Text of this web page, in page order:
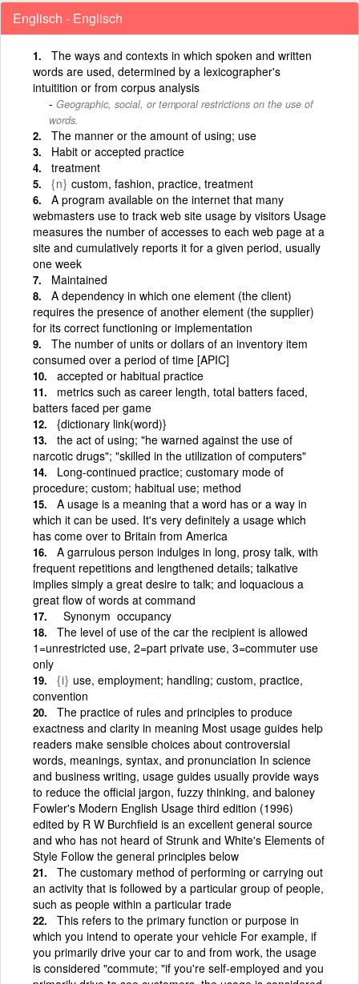
Englisch - Englisch
The ways and contexts in which spoken and written
words are used, determined by a lexicographer's
intuitition or from corpus analysis
Geographic, social, or temporal restrictions on the use of
words.
The manner or the amount of using; use
Habit or accepted practice
treatment
{n} custom, fashion, practice, treatment
A program available on the internet that many
webmasters use to track web site usage by visitors Usage
measures the number of accesses to each web page at a
site and cumulatively reports it for a given period, usually
one week
Maintained
A dependency in which one element (the client)
requires the presence of another element (the supplier)
for its correct functioning or implementation
The number of units or dollars of an inventory item
consumed over a period of time [APIC]
accepted or habitual practice
metrics such as career length, total batters faced,
batters faced per game
{dictionary link(word)}
the act of using; "he warned against the use of
narcotic drugs"; "skilled in the utilization of computers"
Long-continued practice; customary mode of
procedure; custom; habitual use; method
A usage is a meaning that a word has or a way in
which it can be used. It's very definitely a usage which
has come over to Britain from America
A garrulous person indulges in long, prosy talk, with
frequent repetitions and lengthened details; talkative
implies simply a great desire to talk; and loquacious a
great flow of words at command
Synonym occupancy
The level of use of the car the recipient is allowed
1=unrestricted use, 2=part private use, 3=commuter use
only
{i} use, employment; handling; custom, practice,
convention
The practice of rules and principles to produce
exactness and clarity in meaning Most usage guides help
readers make sensible choices about controversial
words, meanings, syntax, and pronunciation In science
and business writing, usage guides usually provide ways
to reduce the official jargon, fuzzy thinking, and baloney
Fowler's Modern English Usage third edition (1996)
edited by R W Burchfield is an excellent general source
and who has not heard of Strunk and White's Elements of
Style Follow the general principles below
The customary method of performing or carrying out
an activity that is followed by a particular group of people,
such as people within a particular trade
This refers to the primary function or purpose in
which you intend to operate your vehicle For example, if
you primarily drive your car to and from work, the usage
is considered "commute; "if you're self-employed and you